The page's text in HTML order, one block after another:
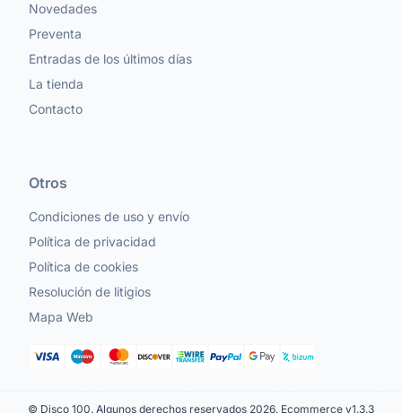
Novedades
Preventa
Entradas de los últimos días
La tienda
Contacto
Otros
Condiciones de uso y envío
Política de privacidad
Política de cookies
Resolución de litigios
Mapa Web
© Disco 100. Algunos derechos reservados 2026. Ecommerce v1.3.3